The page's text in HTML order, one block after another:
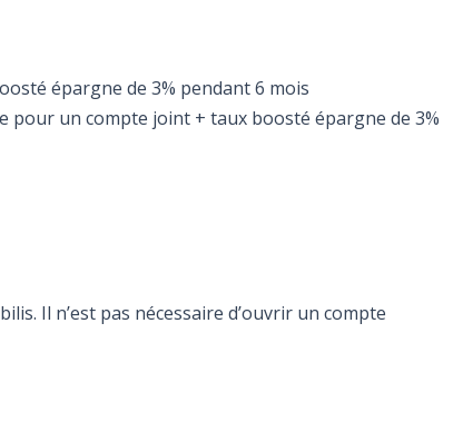
épargne de 3% pendant 6 mois
pour un compte joint + taux boosté épargne de 3%
Il n’est pas nécessaire d’ouvrir un compte